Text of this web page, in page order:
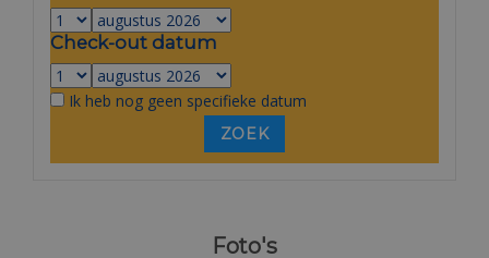
Check-out datum
Ik heb nog geen specifieke datum
Foto's